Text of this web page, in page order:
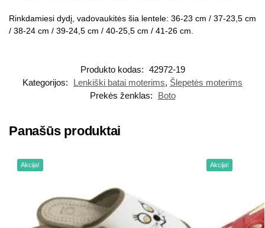
Rinkdamiesi dydį, vadovaukitės šia lentele: 36-23 cm / 37-23,5 cm
/ 38-24 cm / 39-24,5 cm / 40-25,5 cm / 41-26 cm.
Produkto kodas: 42972-19
Kategorijos:
Lenkiški batai moterims, Šlepetės moterims
Prekės ženklas:
Boto
Panašūs produktai
Akcija! Akcija!